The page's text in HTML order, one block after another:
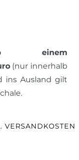
ab einem
(nur innerhalb
ins Ausland gilt
VERSANDKOSTEN